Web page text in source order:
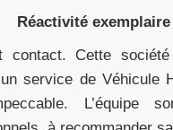
Réactivité exemplaire
contact. Cette
service de Véhicule
L’équipe